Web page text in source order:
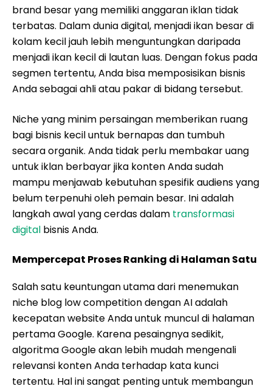
brand besar yang memiliki anggaran iklan tidak
terbatas. Dalam dunia digital, menjadi ikan besar di
kolam kecil jauh lebih menguntungkan daripada
menjadi ikan kecil di lautan luas. Dengan fokus pada
segmen tertentu, Anda bisa memposisikan bisnis
Anda sebagai ahli atau pakar di bidang tersebut.
Niche yang minim persaingan memberikan ruang
bagi bisnis kecil untuk bernapas dan tumbuh
secara organik. Anda tidak perlu membakar uang
untuk iklan berbayar jika konten Anda sudah
mampu menjawab kebutuhan spesifik audiens yang
belum terpenuhi oleh pemain besar. Ini adalah
langkah awal yang cerdas dalam transformasi
digital bisnis Anda.
Mempercepat Proses Ranking di Halaman Satu
Salah satu keuntungan utama dari menemukan
niche blog low competition dengan AI adalah
kecepatan website Anda untuk muncul di halaman
pertama Google. Karena pesaingnya sedikit,
algoritma Google akan lebih mudah mengenali
relevansi konten Anda terhadap kata kunci
tertentu. Hal ini sangat penting untuk membangun